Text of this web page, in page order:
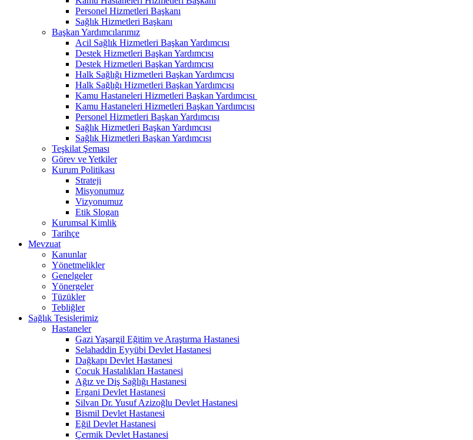
Personel Hizmetleri Başkanı
Sağlık Hizmetleri Başkanı
Başkan Yardımcılarımız
Acil Sağlık Hizmetleri Başkan Yardımcısı
Destek Hizmetleri Başkan Yardımcısı
Destek Hizmetleri Başkan Yardımcısı
Halk Sağlığı Hizmetleri Başkan Yardımcısı
Halk Sağlığı Hizmetleri Başkan Yardımcısı
Kamu Hastaneleri Hizmetleri Başkan Yardımcısı ​
Kamu Hastaneleri Hizmetleri Başkan Yardımcısı
Personel Hizmetleri Başkan Yardımcısı
Sağlık Hizmetleri Başkan Yardımcısı
Sağlık Hizmetleri Başkan Yardımcısı
Teşkilat Şeması
Görev ve Yetkiler
Kurum Politikası
Strateji
Misyonumuz
Vizyonumuz
Etik Slogan
Kurumsal Kimlik
Tarihçe
Mevzuat
Kanunlar
Yönetmelikler
Genelgeler
Yönergeler
Tüzükler
Tebliğler
Sağlık Tesislerimiz
Hastaneler
Gazi Yaşargil Eğitim ve Araştırma Hastanesi
Selahaddin Eyyübi Devlet Hastanesi
Dağkapı Devlet Hastanesi
Çocuk Hastalıkları Hastanesi
Ağız ve Diş Sağlığı Hastanesi
Ergani Devlet Hastanesi
Silvan Dr. Yusuf Azizoğlu Devlet Hastanesi
Bismil Devlet Hastanesi
Eğil Devlet Hastanesi
Çermik Devlet Hastanesi